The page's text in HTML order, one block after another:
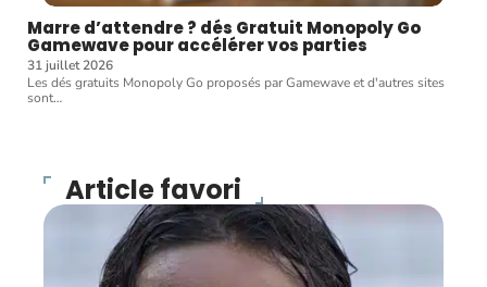
Marre d’attendre ? dés Gratuit Monopoly Go
Gamewave pour accélérer vos parties
31 juillet 2026
Les dés gratuits Monopoly Go proposés par Gamewave et d'autres sites
sont…
Article favori